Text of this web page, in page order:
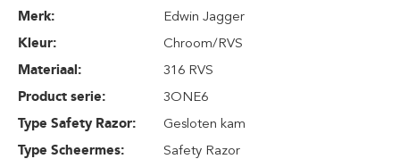
Merk:
Edwin Jagger
Kleur:
Chroom/RVS
Materiaal:
316 RVS
Product serie:
3ONE6
Type Safety Razor:
Gesloten kam
Type Scheermes:
Safety Razor